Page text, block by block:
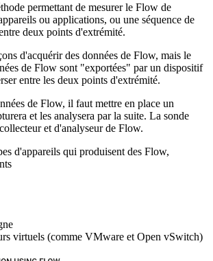
permettant de mesurer le Flow de
ou applications, ou une séquence de
deux points d'extrémité.
d'acquérir des données de Flow, mais le
de Flow sont "exportées" par un dispositif
entre les deux points d'extrémité.
de Flow, il faut mettre en place un
et les analysera par la suite. La sonde
et d'analyseur de Flow.
d'appareils qui produisent des Flow,
virtuels (comme VMware et Open vSwitch)